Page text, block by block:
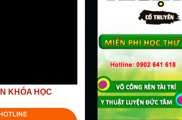
KHÓA HỌC